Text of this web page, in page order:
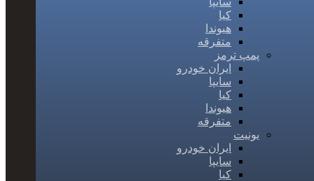
کیا
هیوندا
متفرقه
پمپ ترمز
ایران خودرو
سایپا
کیا
هیوندا
متفرقه
یونیت
ایران خودرو
سایپا
کیا